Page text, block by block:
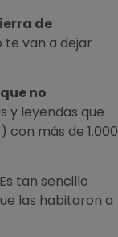
de
te van a dejar
no
y leyendas que
más de 1.000
tan sencillo
las habitaron a